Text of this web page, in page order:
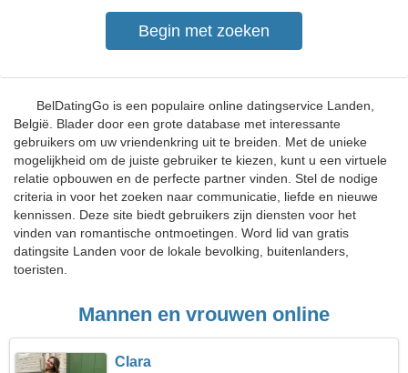
BelDatingGo is een populaire online datingservice Landen,
België. Blader door een grote database met interessante
gebruikers om uw vriendenkring uit te breiden. Met de unieke
mogelijkheid om de juiste gebruiker te kiezen, kunt u een virtuele
relatie opbouwen en de perfecte partner vinden. Stel de nodige
criteria in voor het zoeken naar communicatie, liefde en nieuwe
kennissen. Deze site biedt gebruikers zijn diensten voor het
vinden van romantische ontmoetingen. Word lid van gratis
datingsite Landen voor de lokale bevolking, buitenlanders,
toeristen.
Mannen en vrouwen online
Clara